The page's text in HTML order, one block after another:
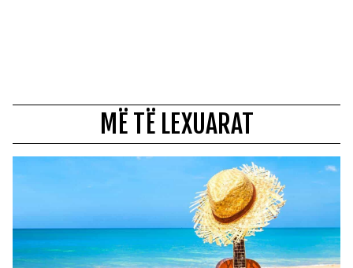
MË TË LEXUARAT